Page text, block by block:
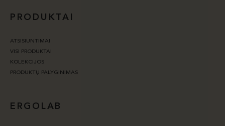
PRODUKTAI
ATSISIUNTIMAI
VISI PRODUKTAI
KOLEKCIJOS
PRODUKTŲ PALYGINIMAS
ERGOLAB